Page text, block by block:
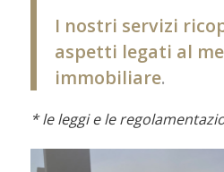
I nostri servizi
aspetti legati al
immobiliare.
* le leggi e le